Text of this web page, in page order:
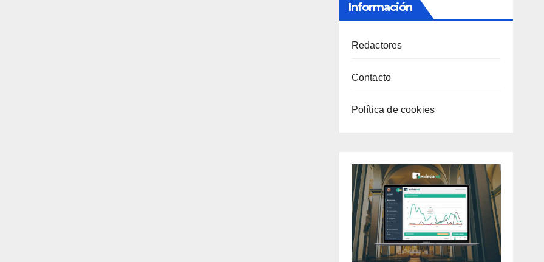
Información
Redactores
Contacto
Política de cookies